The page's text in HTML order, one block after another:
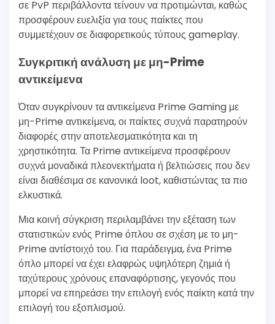
σε PvP περιβάλλοντα τείνουν να προτιμώνται, καθώς
προσφέρουν ευελιξία για τους παίκτες που
συμμετέχουν σε διαφορετικούς τύπους gameplay.
Συγκριτική ανάλυση με μη-Prime
αντικείμενα
Όταν συγκρίνουν τα αντικείμενα Prime Gaming με
μη-Prime αντικείμενα, οι παίκτες συχνά παρατηρούν
διαφορές στην αποτελεσματικότητα και τη
χρηστικότητα. Τα Prime αντικείμενα προσφέρουν
συχνά μοναδικά πλεονεκτήματα ή βελτιώσεις που δεν
είναι διαθέσιμα σε κανονικά loot, καθιστώντας τα πιο
ελκυστικά.
Μια κοινή σύγκριση περιλαμβάνει την εξέταση των
στατιστικών ενός Prime όπλου σε σχέση με το μη-
Prime αντίστοιχό του. Για παράδειγμα, ένα Prime
όπλο μπορεί να έχει ελαφρώς υψηλότερη ζημιά ή
ταχύτερους χρόνους επαναφόρτισης, γεγονός που
μπορεί να επηρεάσει την επιλογή ενός παίκτη κατά την
επιλογή του εξοπλισμού.